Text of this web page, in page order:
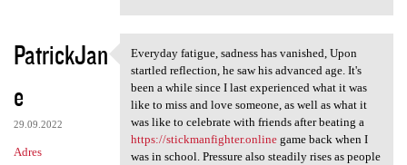
PatrickJan
e
29.09.2022
Adres
Everyday fatigue, sadness has
Everyday fatigue, sadness has vanished, Upon
startled reflection, he saw his advanced age. It's
been a while since I last experienced what it was
like to miss and love someone, as well as what it
was like to celebrate with friends after beating a
https://stickmanfighter.onlinegame back when I
was in school. Pressure also steadily rises as people